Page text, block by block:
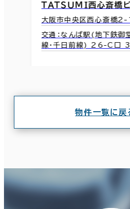
ＴＡＴＳＵＭＩ西心斎橋
大阪市中央区西心斎橋
交通：なんば駅(地下鉄御
線･千日前線) 26-C口
物件一覧に戻